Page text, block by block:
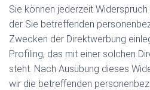
Sie können jederzeit
der Sie betreffenden
Zwecken der Direktwerbung
Profiling, das mit einer solchen
steht. Nach Ausübung dieses
wir die betreffenden